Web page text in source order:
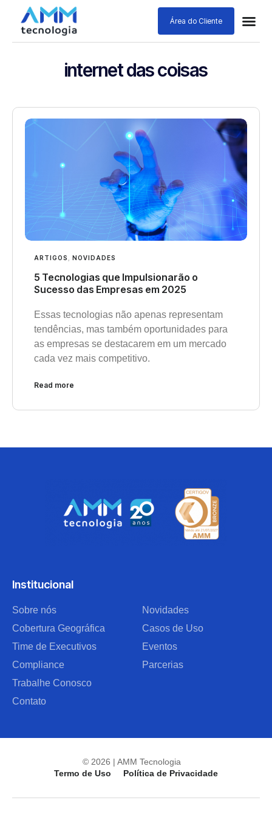
Área do Cliente
internet das coisas
ARTIGOS NOVIDADES
5 Tecnologias que Impulsionarão o
Sucesso das Empresas em 2025
Essas tecnologias não apenas representam
tendências, mas também oportunidades para
as empresas se destacarem em um mercado
cada vez mais competitivo.
Read more
Institucional
Sobre nós
Cobertura Geográfica
Time de Executivos
Compliance
Trabalhe Conosco
Contato
Novidades
Casos de Uso
Eventos
Parcerias
© 2026 | AMM Tecnologia
Termo de Uso
Política de Privacidade